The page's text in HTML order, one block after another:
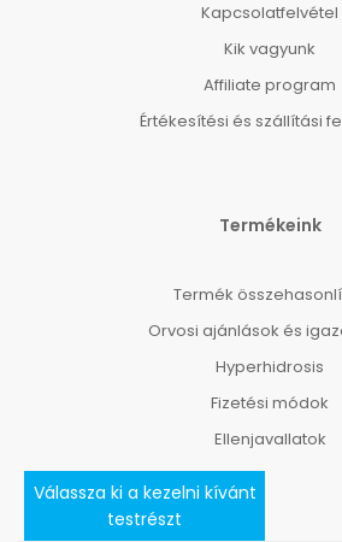
Válassza ki a kezelni kívánt
testrészt
Kapcsolatfelvétel
Kik vagyunk
Affiliate program
Értékesítési és szállítási
Termékeink
Termék
Orvosi ajánlások és
Hyperhidrosis
Fizetési módok
Ellenjavallatok